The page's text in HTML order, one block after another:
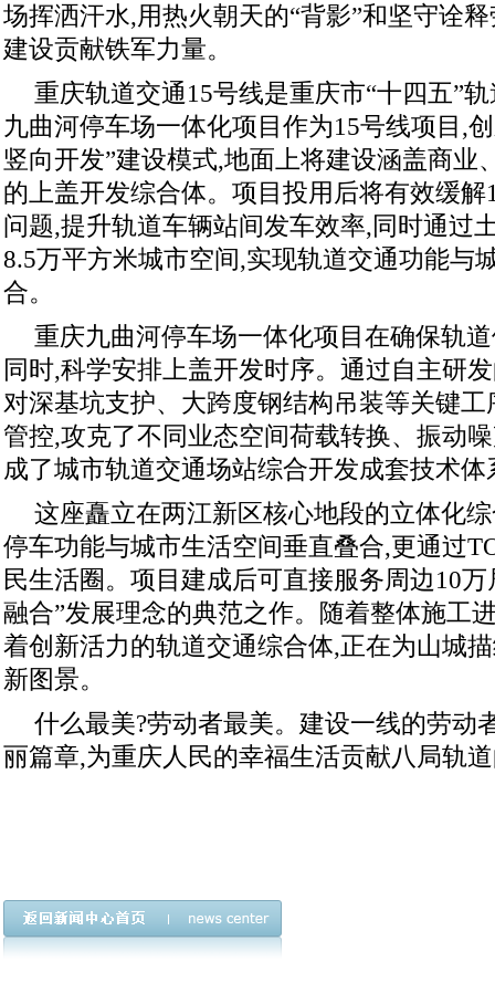
场挥洒汗水,用热火朝天的“背影”和坚守诠
建设贡献铁军力量。
重庆轨道交通15号线是重庆市“十四五”
九曲河停车场一体化项目作为15号线项目,
竖向开发”建设模式,地面上将建设涵盖商业
的上盖开发综合体。项目投用后将有效缓
问题,提升轨道车辆站间发车效率,同时通过
8.5万平方米城市空间,实现轨道交通功能与
合。
重庆九曲河停车场一体化项目在确保轨
同时,科学安排上盖开发时序。通过自主研
对深基坑支护、大跨度钢结构吊装等关键
管控,攻克了不同业态空间荷载转换、振动
成了城市轨道交通场站综合开发成套技术体
这座矗立在两江新区核心地段的立体化
停车功能与城市生活空间垂直叠合,更通过
民生活圈。项目建成后可直接服务周边10
融合”发展理念的典范之作。随着整体施工
着创新活力的轨道交通综合体,正在为山城
新图景。
什么最美?劳动者最美。建设一线的劳动
丽篇章,为重庆人民的幸福生活贡献八局轨